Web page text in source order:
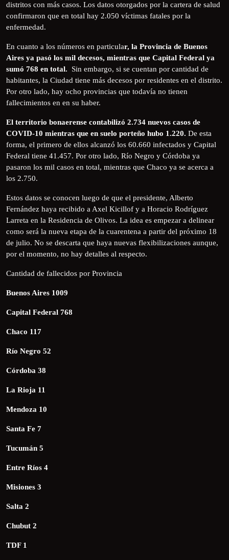
distritos con más casos. Los datos otorgados por la cartera de salud
confirmaron que en total hay 2.050 víctimas fatales por la
enfermedad.
En cuanto a los números en particular, la Provincia de Buenos
Aires ya pasó los mil decesos, mientras que Capital Federal ya
sumó 768 en total. Sin embargo, si se cuentan por cantidad de
habitantes, la Ciudad tiene más decesos por residentes en el distrito.
Por otro lado, hay ocho provincias que todavía no tienen
fallecimientos en en su haber.
El territorio bonaerense contabilizó 2.734 nuevos casos de
COVID-10 mientras que en suelo porteño hubo 1.220. De esta
forma, el primero de ellos alcanzó los 60.660 infectados y Capital
Federal tiene 41.457. Por otro lado, Río Negro y Córdoba ya
pasaron los mil casos en total, mientras que Chaco ya se acerca a
los 2.750.
Estos datos se conocen luego de que el presidente, Alberto
Fernández haya recibido a Axel Kicillof y a Horacio Rodríguez
Larreta en la Residencia de Olivos. La idea es empezar a delinear
como será la nueva etapa de la cuarentena a partir del próximo 18
de julio. No se descarta que haya nuevas flexibilizaciones aunque,
por el momento, no hay detalles al respecto.
Cantidad de fallecidos por Provincia
Buenos Aires 1009
Capital Federal 768
Chaco 117
Río Negro 52
Córdoba 38
La Rioja 11
Mendoza 10
Santa Fe 7
Tucumán 5
Entre Ríos 4
Misiones 3
Salta 2
Chubut 2
TDF 1